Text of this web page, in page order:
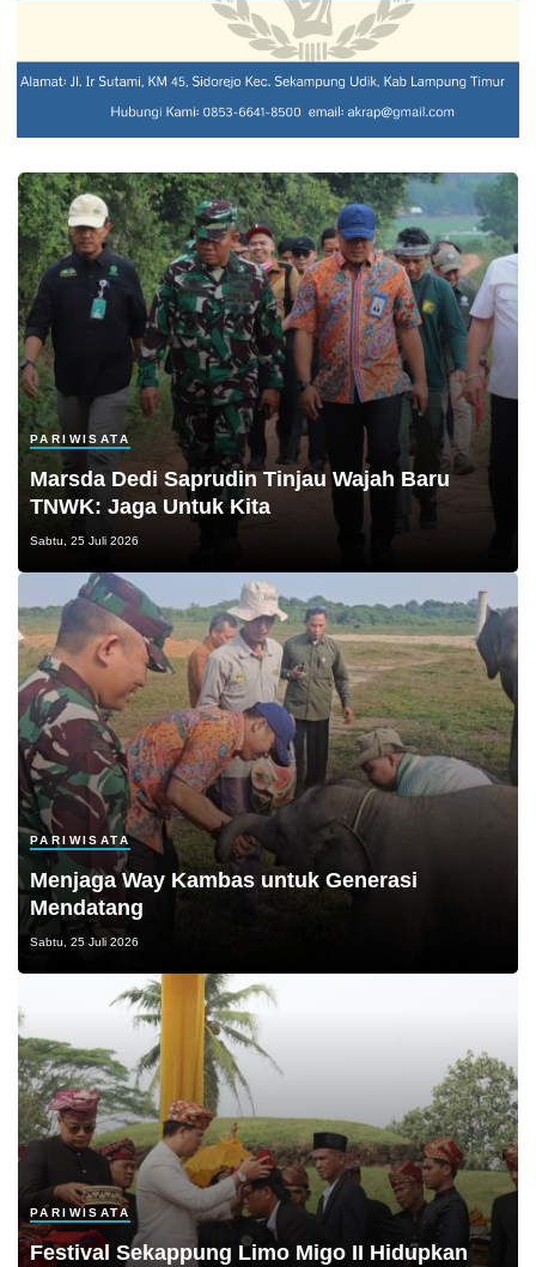
PARIWISATA
Marsda Dedi Saprudin Tinjau Wajah Baru
TNWK: Jaga Untuk Kita
Sabtu, 25 Juli 2026
PARIWISATA
Menjaga Way Kambas untuk Generasi
Mendatang
Sabtu, 25 Juli 2026
PARIWISATA
Festival Sekappung Limo Migo II Hidupkan